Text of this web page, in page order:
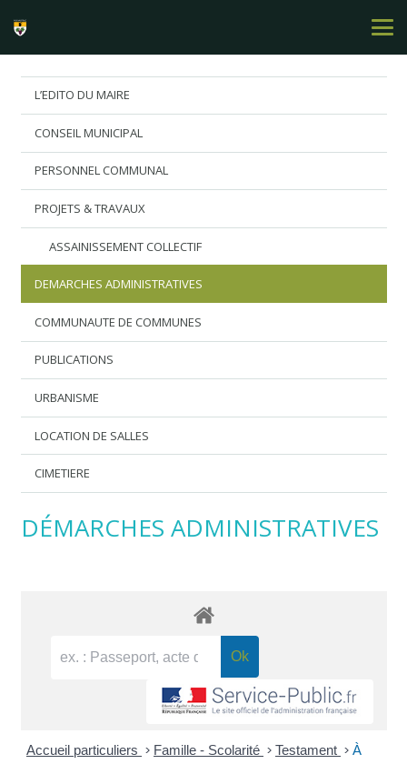
L’EDITO DU MAIRE
CONSEIL MUNICIPAL
PERSONNEL COMMUNAL
PROJETS & TRAVAUX
ASSAINISSEMENT COLLECTIF
DEMARCHES ADMINISTRATIVES
COMMUNAUTE DE COMMUNES
PUBLICATIONS
URBANISME
LOCATION DE SALLES
CIMETIERE
DÉMARCHES ADMINISTRATIVES
Accueil particuliers > Famille - Scolarité > Testament > À